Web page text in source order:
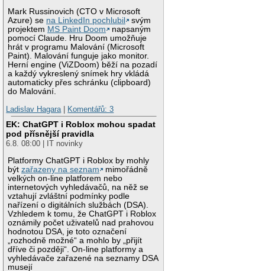
Mark Russinovich (CTO v Microsoft
Azure) se na LinkedIn pochlubil
svým
projektem MS Paint Doom
napsaným
pomocí Claude. Hru Doom umožňuje
hrát v programu Malování (Microsoft
Paint). Malování funguje jako monitor.
Herní engine (ViZDoom) běží na pozadí
a každý vykreslený snímek hry vkládá
automaticky přes schránku (clipboard)
do Malování.
Ladislav Hagara
Komentářů: 3
EK: ChatGPT i Roblox mohou spadat
pod přísnější pravidla
6.8. 08:00 | IT novinky
Platformy ChatGPT i Roblox by mohly
býtzařazeny na seznam
mimořádně
velkých on-line platforem nebo
internetových vyhledávačů, na něž se
vztahují zvláštní podmínky podle
nařízení o digitálních službách (DSA).
Vzhledem k tomu, že ChatGPT i Roblox
oznámily počet uživatelů nad prahovou
hodnotou DSA, je toto označení
„rozhodně možné“ a mohlo by „přijít
dříve či později“. On-line platformy a
vyhledávače zařazené na seznamy DSA
musejí